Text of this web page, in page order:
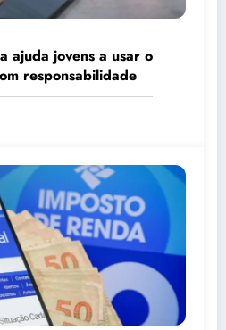
ajuda jovens a usar o
responsabilidade